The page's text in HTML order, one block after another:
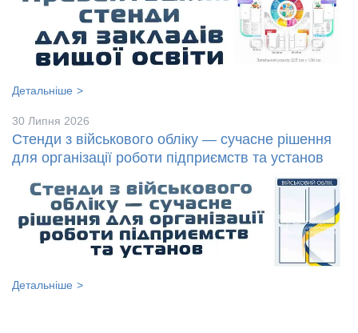
Детальніше
30 Липня 2026
Стенди з військового обліку — сучасне рішення
для організації роботи підприємств та установ
Детальніше